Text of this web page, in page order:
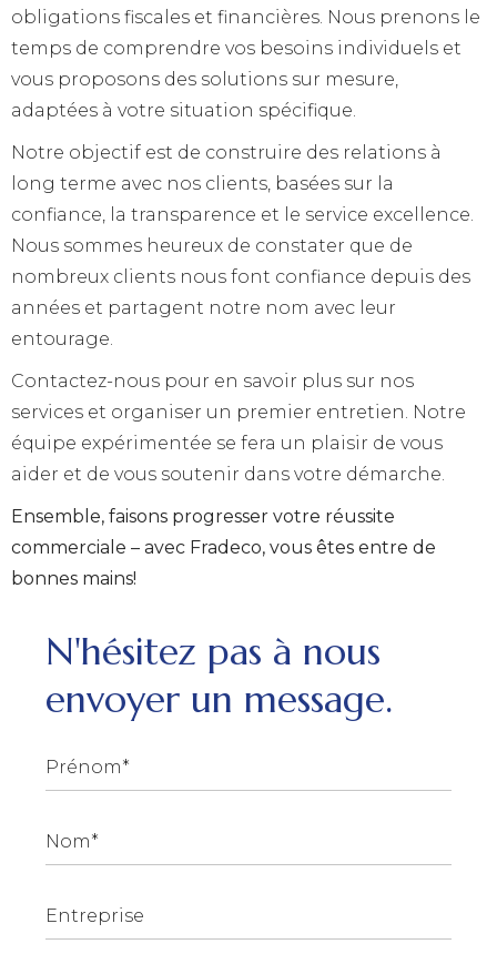
obligations fiscales et financières. Nous prenons le
temps de comprendre vos besoins individuels et
vous proposons des solutions sur mesure,
adaptées à votre situation spécifique.
Notre objectif est de construire des relations à
long terme avec nos clients, basées sur la
confiance, la transparence et le service excellence.
Nous sommes heureux de constater que de
nombreux clients nous font confiance depuis des
années et partagent notre nom avec leur
entourage.
Contactez-nous pour en savoir plus sur nos
services et organiser un premier entretien. Notre
équipe expérimentée se fera un plaisir de vous
aider et de vous soutenir dans votre démarche.
Ensemble, faisons progresser votre réussite
commerciale – avec Fradeco, vous êtes entre de
bonnes mains!
N'hésitez pas à nous
envoyer un message.